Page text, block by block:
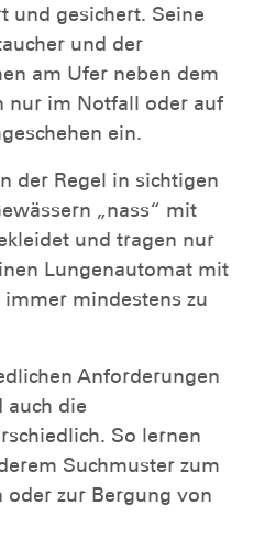
und gesichert. Seine
und der
am Ufer neben dem
nur im Notfall oder auf
ein.
der Regel in sichtigen
„nass“ mit
und tragen nur
Lungenautomat mit
mindestens zu
Anforderungen
auch die
So lernen
Suchmuster zum
zur Bergung von